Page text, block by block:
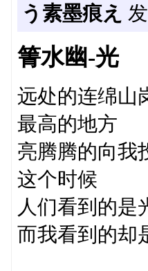
う素墨痕え
箐水幽-光
远处的连绵山
最高的地方
亮腾腾的向我
这个时候
人们看到的是
而我看到的却